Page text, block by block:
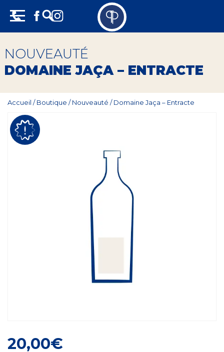
content
NOUVEAUTÉ
DOMAINE JAÇA – ENTRACTE
Accueil /Boutique /Nouveauté /Domaine Jaça – Entracte
20,00€
Champagne
Rhum
Armagnac
Panneau de gestion des cookies